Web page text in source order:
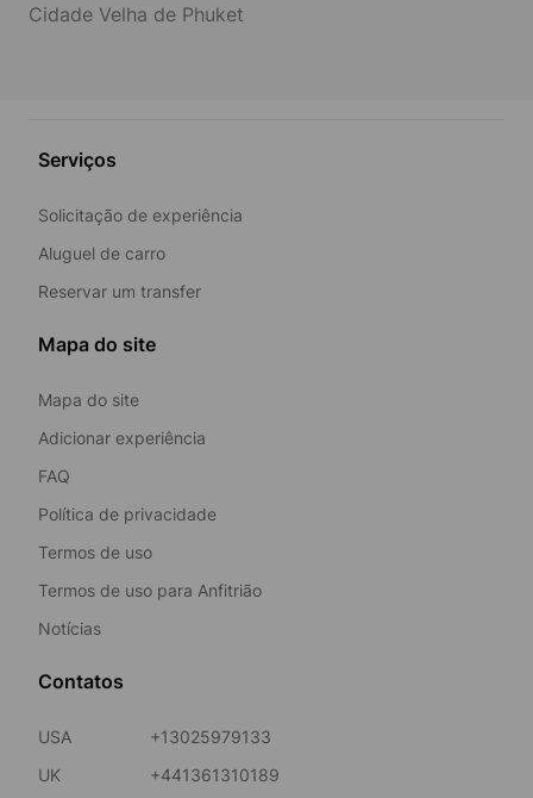
Cidade Velha de Phuket
Serviços
Solicitação de experiência
Aluguel de carro
Reservar um transfer
Mapa do site
Mapa do site
Adicionar experiência
FAQ
Política de privacidade
Termos de uso
Termos de uso para Anfitrião
Notícias
Contatos
USA
+13025979133
UK
+441361310189